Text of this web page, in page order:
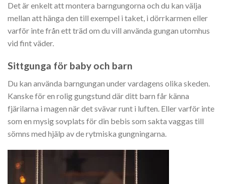
Det är enkelt att montera barngungorna och du kan välja
mellan att hänga den till exempel i taket, i dörrkarmen eller
varför inte från ett träd om du vill använda gungan utomhus
vid fint väder.
Sittgunga för baby och barn
Du kan använda barngungan under vardagens olika skeden.
Kanske för en rolig gungstund där ditt barn får känna
fjärilarna i magen när det svävar runt i luften. Eller varför inte
som en mysig sovplats för din bebis som sakta vaggas till
sömns med hjälp av de rytmiska gungningarna.